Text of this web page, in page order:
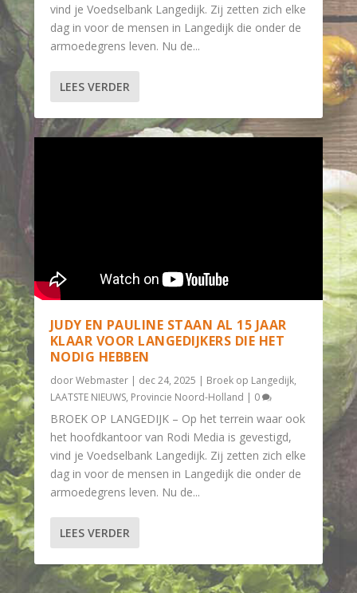
vind je Voedselbank Langedijk. Zij zetten zich elke
dag in voor de mensen in Langedijk die onder de
armoedegrens leven. Nu de...
LEES VERDER
JUDY EN PAULINE STAAN AL 15 JAAR
KLAAR VOOR LANGEDIJKERS DIE HET
NODIG HEBBEN
doorWebmaster| dec 24, 2025 | Broek op Langedijk,
LAATSTE NIEUWS, Provincie Noord-Holland | 0
BROEK OP LANGEDIJK – Op het terrein waar ook
het hoofdkantoor van Rodi Media is gevestigd,
vind je Voedselbank Langedijk. Zij zetten zich elke
dag in voor de mensen in Langedijk die onder de
armoedegrens leven. Nu de...
LEES VERDER